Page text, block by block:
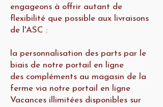
engageons à offrir autant de
flexibilité que possible aux livraisons
de l'ASC :
la personnalisation des parts par le
biais de notre portail en ligne
des compléments au magasin de la
ferme via notre portail en ligne
Vacances illimitées disponibles sur